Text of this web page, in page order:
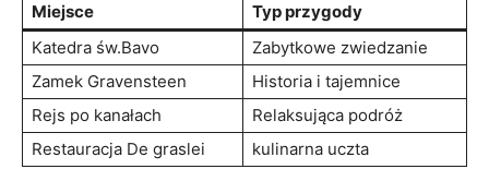
Miejsce
Typ przygody
Katedra św.Bavo
Zabytkowe ‍zwiedzanie
Zamek Gravensteen
Historia i tajemnice
Rejs po kanałach
Relaksująca podróż
Restauracja De graslei
kulinarna uczta